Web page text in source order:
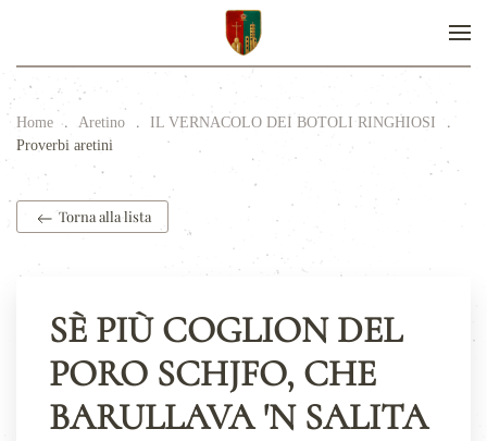
Home Aretino
IL VERNACOLO DEI BOTOLI RINGHIOSI
Proverbi aretini
Torna alla lista
SÈ PIÙ COGLION DEL
PORO SCHJFO, CHE
BARULLAVA 'N SALITA